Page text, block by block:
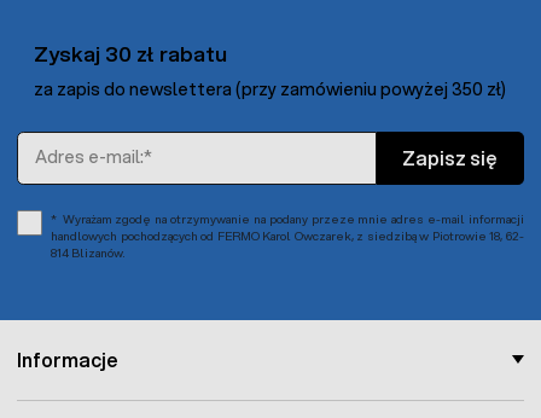
Informacje
Zyskaj 30 zł rabatu
za zapis do newslettera (przy zamówieniu powyżej 350 zł)
Adres e-mail
Zapisz się
Wyrażam zgodę na otrzymywanie na podany przeze mnie adres e-mail informacji
handlowych pochodzących od FERMO Karol Owczarek, z siedzibą w Piotrowie 18, 62-
814 Blizanów.